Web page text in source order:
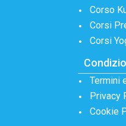
Corso
Corsi
Corsi
Termini
Privacy
Cookie